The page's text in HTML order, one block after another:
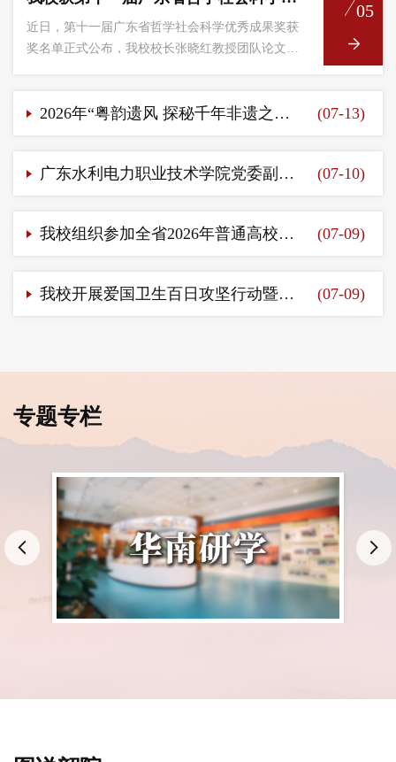
05
近日，第十一届广东省哲学社会科学优秀成果奖获
奖名单正式公布，我校校长张晓红教授团队论文
(07-13)
2026年“粤韵遗风 探秘千年非遗之旅”粤北珠玑文化历史研学营顺利结营
(07-10)
广东水利电力职业技术学院党委副书记张林茂一行来校交流
(07-09)
我校组织参加全省2026年普通高校招生录取工作动员视频会议
(07-09)
​我校开展爱国卫生百日攻坚行动暨暑假前校园安全检查
专题专栏